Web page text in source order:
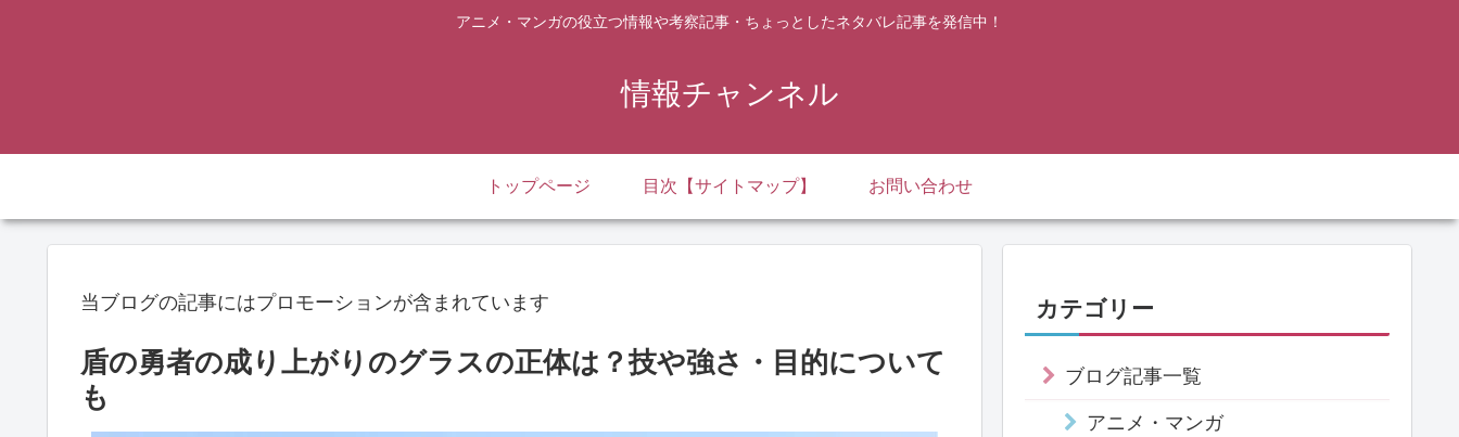
アニメ・マンガの役立つ情報や考察記事・ちょっとしたネタバレ記事を発信中！
情報チャンネル
トップページ 目次【サイトマップ】 お問い合わせ
当ブログの記事にはプロモーションが含まれています
盾の勇者の成り上がりのグラスの正体は？技や強さ・目的について
も
カテゴリー
ブログ記事一覧
アニメ・マンガ